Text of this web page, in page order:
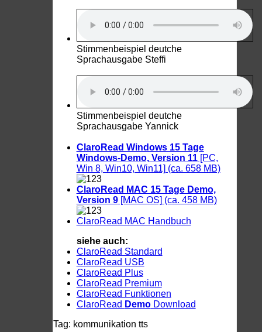
Stimmenbeispiel deutche
Sprachausgabe Steffi
Stimmenbeispiel deutche
Sprachausgabe Yannick
ClaroRead Windows 15 Tage
Windows-Demo, Version 11[PC,
Win 8, Win10, Win11] (ca. 658 MB)
ClaroRead MAC 15 Tage Demo,
Version 9[MAC OS] (ca. 458 MB)
ClaroRead MAC Handbuch
siehe auch:
ClaroRead Standard
ClaroRead USB
ClaroRead Plus
ClaroRead Premium
ClaroRead Funktionen
ClaroRead DemoDownload
Tag: kommunikation tts